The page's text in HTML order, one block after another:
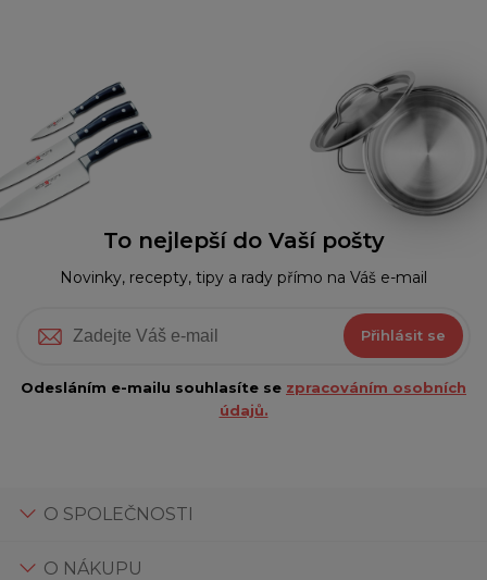
To nejlepší do Vaší pošty
Novinky, recepty, tipy a rady přímo na Váš e-mail
Přihlásit se
Odesláním e-mailu souhlasíte se zpracováním osobních
údajů.
O SPOLEČNOSTI
O NÁKUPU